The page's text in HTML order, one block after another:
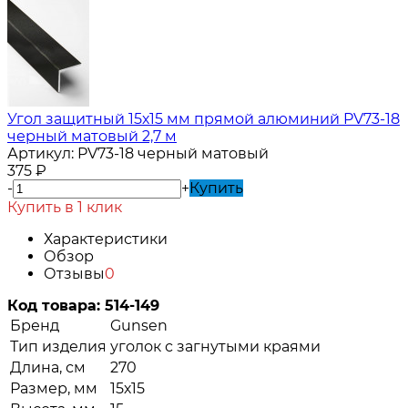
Угол защитный 15х15 мм прямой алюминий PV73-18
черный матовый 2,7 м
Артикул: PV73-18 черный матовый
375 ₽
-
+ Купить
Купить в 1 клик
Характеристики
Обзор
Отзывы0
Код товара: 514-149
Бренд
Gunsen
Тип изделия уголок с загнутыми краями
Длина, см
270
Размер, мм
15х15